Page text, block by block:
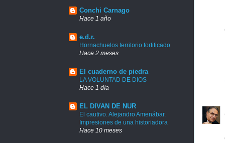
Conchi Carnago
Hace 1 año
e.d.r.
Hornachuelos territorio fortificado
Hace 2 meses
El cuaderno de piedra
LA VOLUNTAD DE DIOS
Hace 1 día
EL DIVAN DE NUR
El cautivo. Alejandro Amenábar.
Impresiones de una historiadora
Hace 10 meses